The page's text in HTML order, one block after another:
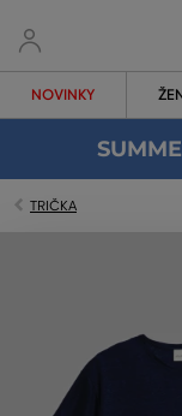
NOVINKY
TRIČKA